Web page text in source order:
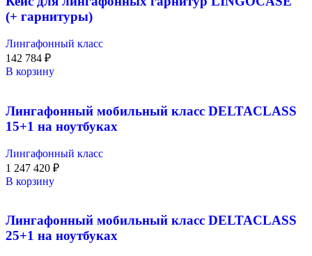
(+ гарнитуры)
Лингафонный класс
142 784 ₽
В корзину
Лингафонный мобильный класс DELTACLASS
15+1 на ноутбуках
Лингафонный класс
1 247 420 ₽
В корзину
Лингафонный мобильный класс DELTACLASS
25+1 на ноутбуках